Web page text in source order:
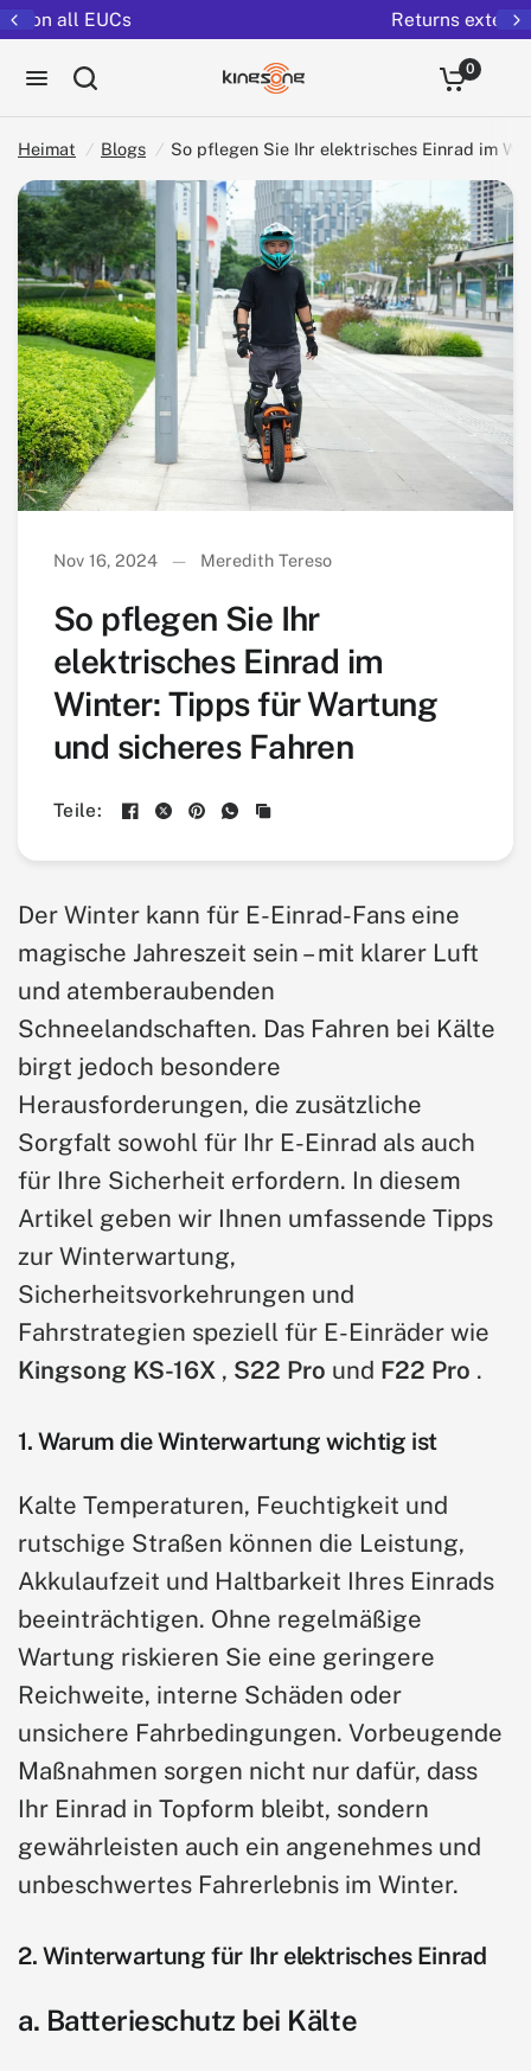
0
Heimat / Blogs / So pflegen Sie Ihr elektrisches Einrad im
Nov 16, 2024 Meredith Tereso
So pflegen Sie Ihr
elektrisches Einrad im
Winter: Tipps für Wartung
und sicheres Fahren
Teile:
Der Winter kann für E-Einrad-Fans eine
magische Jahreszeit sein – mit klarer Luft
und atemberaubenden
Schneelandschaften. Das Fahren bei Kälte
birgt jedoch besondere
Herausforderungen, die zusätzliche
Sorgfalt sowohl für Ihr E-Einrad als auch
für Ihre Sicherheit erfordern. In diesem
Artikel geben wir Ihnen umfassende Tipps
zur Winterwartung,
Sicherheitsvorkehrungen und
Fahrstrategien speziell für E-Einräder wie
Kingsong KS-16X , S22 Pro und F22 Pro .
1. Warum die Winterwartung wichtig ist
Kalte Temperaturen, Feuchtigkeit und
rutschige Straßen können die Leistung,
Akkulaufzeit und Haltbarkeit Ihres Einrads
beeinträchtigen. Ohne regelmäßige
Wartung riskieren Sie eine geringere
Reichweite, interne Schäden oder
unsichere Fahrbedingungen. Vorbeugende
Maßnahmen sorgen nicht nur dafür, dass
Ihr Einrad in Topform bleibt, sondern
gewährleisten auch ein angenehmes und
unbeschwertes Fahrerlebnis im Winter.
2. Winterwartung für Ihr elektrisches Einrad
a. Batterieschutz bei Kälte